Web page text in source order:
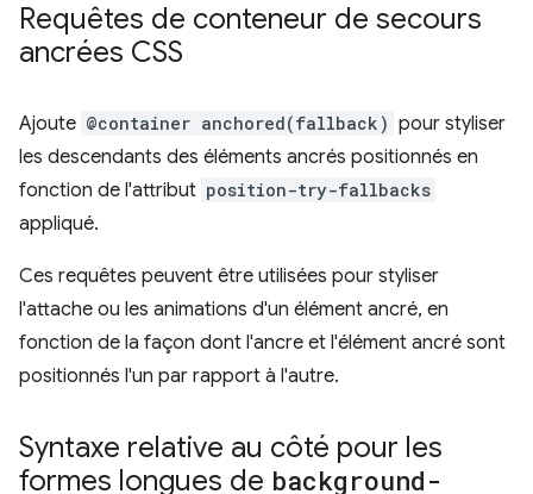
Requêtes de conteneur de secours
ancrées CSS
Ajoute @container anchored(fallback) pour styliser
les descendants des éléments ancrés positionnés en
fonction de l'attribut position-try-fallbacks
appliqué.
Ces requêtes peuvent être utilisées pour styliser
l'attache ou les animations d'un élément ancré, en
fonction de la façon dont l'ancre et l'élément ancré sont
positionnés l'un par rapport à l'autre.
Syntaxe relative au côté pour les
formes longues de background-